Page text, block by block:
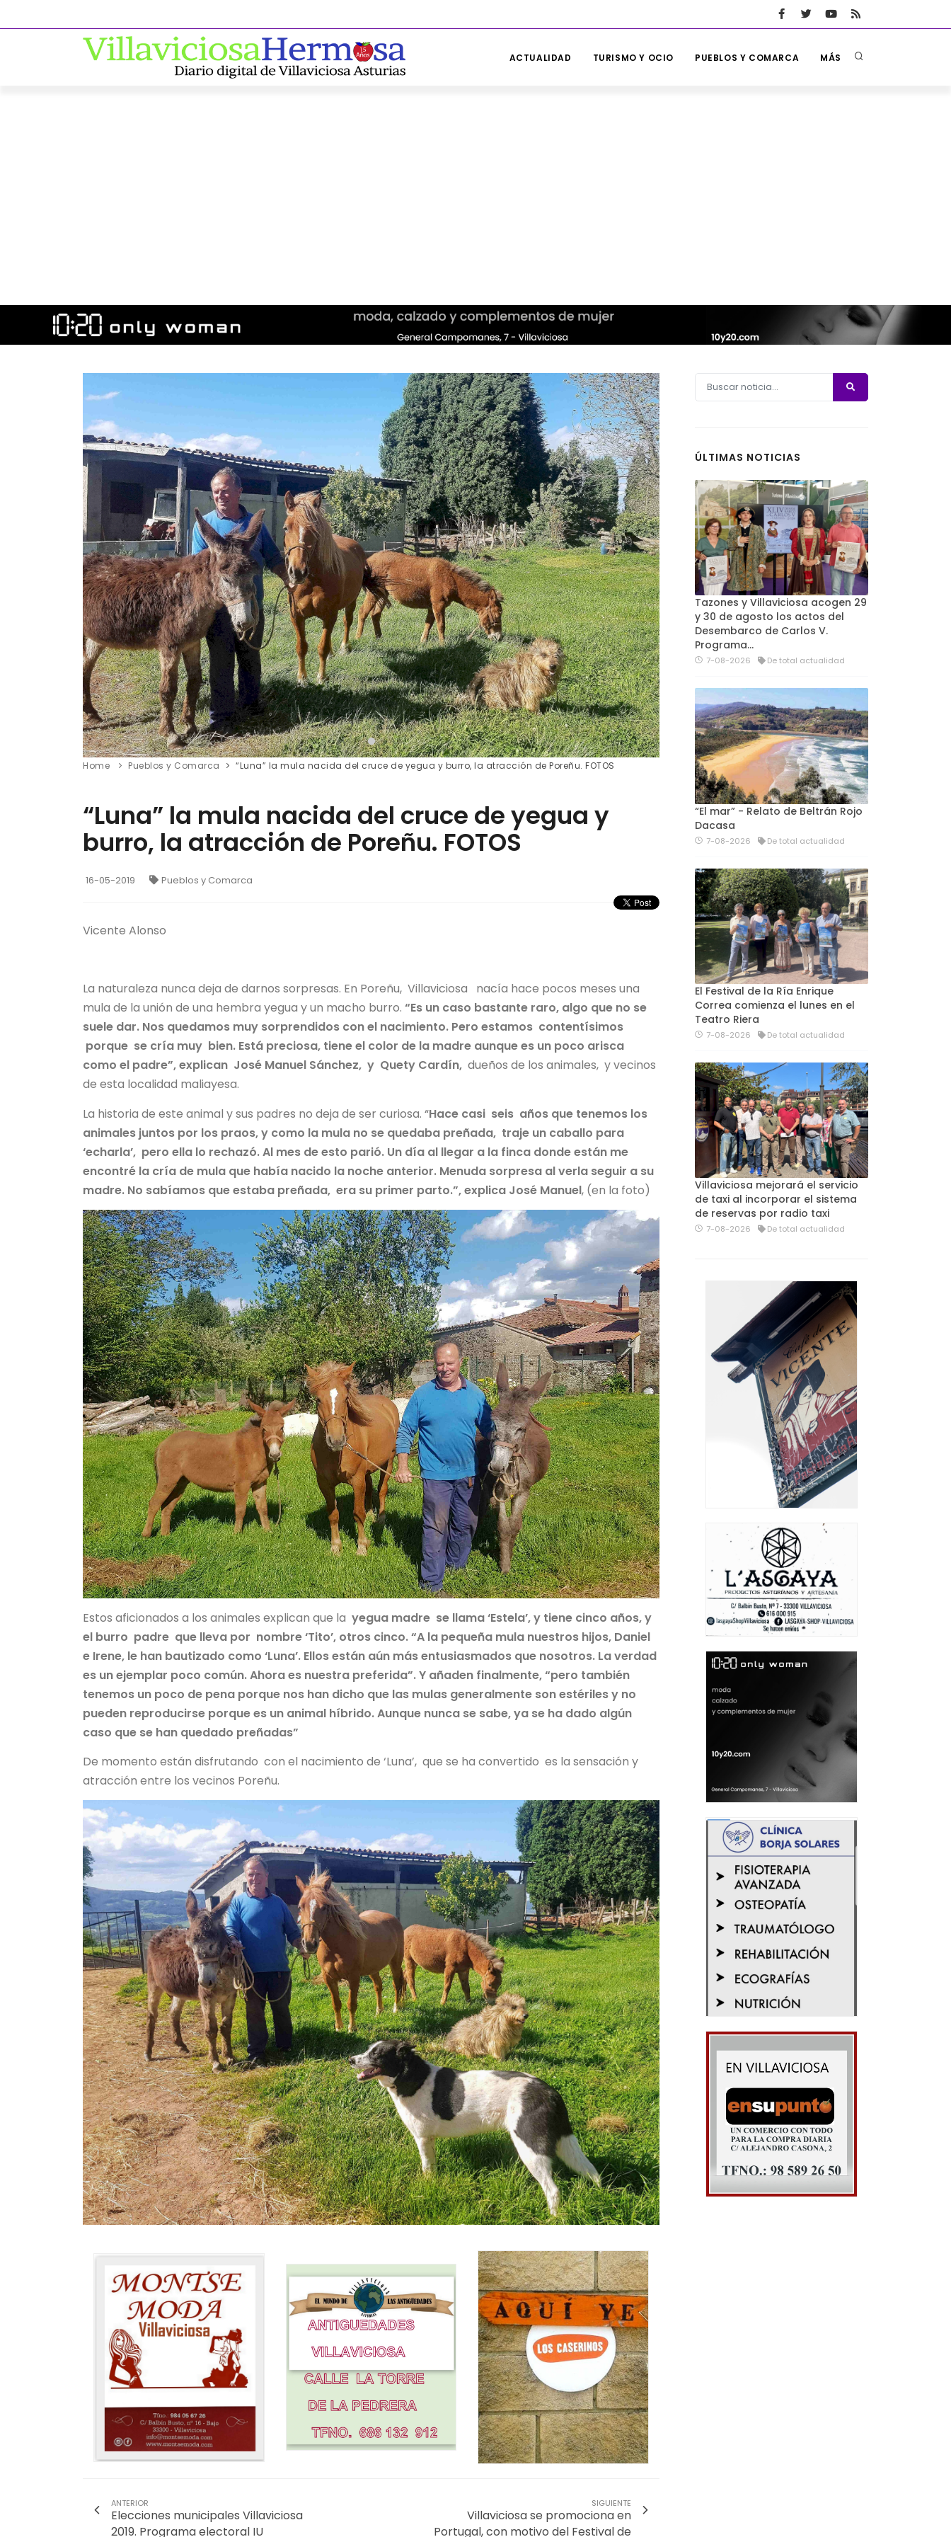
ACTUALIDAD TURISMO Y OCIO PUEBLOS Y COMARCA MÁS
Home Pueblos y Comarca “Luna” la mula nacida del cruce de yegua y burro, la atracción de Poreñu. FOTOS
“Luna” la mula nacida del cruce de yegua y
burro, la atracción de Poreñu. FOTOS
16-05-2019 Pueblos y Comarca
Vicente Alonso
La naturaleza nunca deja de darnos sorpresas. En Poreñu, Villaviciosa nacía hace pocos meses una
mula de la unión de una hembra yegua y un macho burro. “Es un caso bastante raro, algo que no se
suele dar. Nos quedamos muy sorprendidos con el nacimiento. Pero estamos contentísimos
porque se cría muy bien. Está preciosa, tiene el color de la madre aunque es un poco arisca
como el padre”, explican José Manuel Sánchez, y Quety Cardín, dueños de los animales, y vecinos
de esta localidad maliayesa.
La historia de este animal y sus padres no deja de ser curiosa. “Hace casi seis años que tenemos los
animales juntos por los praos, y como la mula no se quedaba preñada, traje un caballo para
‘echarla’, pero ella lo rechazó. Al mes de esto parió. Un día al llegar a la finca donde están me
encontré la cría de mula que había nacido la noche anterior. Menuda sorpresa al verla seguir a su
madre. No sabíamos que estaba preñada, era su primer parto.”, explica José Manuel, (en la foto)
Estos aficionados a los animales explican que la yegua madre se llama ‘Estela’, y tiene cinco años, y
el burro padre que lleva por nombre ‘Tito’, otros cinco. “A la pequeña mula nuestros hijos, Daniel
e Irene, le han bautizado como ‘Luna’. Ellos están aún más entusiasmados que nosotros. La verdad
es un ejemplar poco común. Ahora es nuestra preferida”. Y añaden finalmente, “pero también
tenemos un poco de pena porque nos han dicho que las mulas generalmente son estériles y no
pueden reproducirse porque es un animal híbrido. Aunque nunca se sabe, ya se ha dado algún
caso que se han quedado preñadas”
De momento están disfrutando con el nacimiento de ‘Luna’, que se ha convertido es la sensación y
atracción entre los vecinos Poreñu.
ANTERIOR
Elecciones municipales Villaviciosa
2019. Programa electoral IU
SIGUIENTE
Villaviciosa se promociona en
Portugal, con motivo del Festival de
ÚLTIMAS NOTICIAS
Tazones y Villaviciosa acogen 29
y 30 de agosto los actos del
Desembarco de Carlos V.
Programa…
7-08-2026 De total actualidad
“El mar” - Relato de Beltrán Rojo
Dacasa
7-08-2026 De total actualidad
El Festival de la Ría Enrique
Correa comienza el lunes en el
Teatro Riera
7-08-2026 De total actualidad
Villaviciosa mejorará el servicio
de taxi al incorporar el sistema
de reservas por radio taxi
7-08-2026 De total actualidad